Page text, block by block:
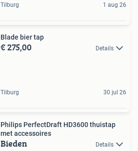
Tilburg 1 aug 26
Blade bier tap
€ 275,00 Details
Tilburg 30 jul 26
Philips PerfectDraft HD3600 thuistap
met accessoires
Bieden Details